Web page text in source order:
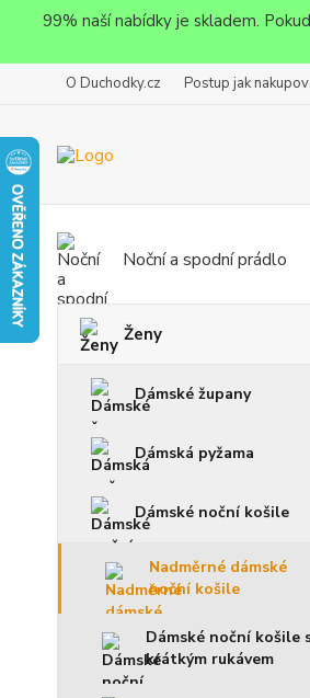
99% naší nabídky je skladem.
O Duchodky.cz Postup jak
Noční a spodní prádlo
Ženy
Dámské župany
Dámská pyžama
Dámské noční košile
Nadměrné dámské
noční košile
Dámské noční košile
krátkým rukávem